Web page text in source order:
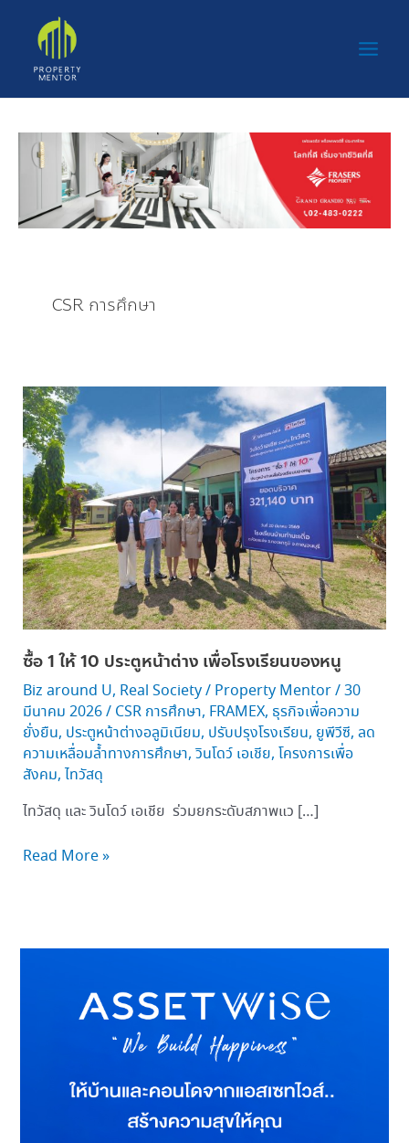
content
CSR การศึกษา
ซื้อ 1 ให้ 10 ประตูหน้าต่าง เพื่อโรงเรียนของหนู
Biz around U, Real Society/ Property Mentor/30
มีนาคม 2026/ CSR การศึกษา, FRAMEX, ธุรกิจเพื่อความ
ยั่งยืน, ประตูหน้าต่างอลูมิเนียม, ปรับปรุงโรงเรียน, ยูพีวีซี, ลด
ความเหลื่อมล้ำทางการศึกษา,วินโดว์ เอเชีย, โครงการเพื่อ
สังคม, ไทวัสดุ
ไทวัสดุ และ วินโดว์ เอเชีย ร่วมยกระดับสภาพแว […]
ซื้อ
1
ให้
10
ประตู
หน้าต่าง
เพื่อ
โรงเรียน
ของ
หนู
Read More »